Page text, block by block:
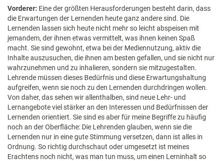
Vorderer: Eine der größten Herausforderungen besteht darin, dass
die Erwartungen der Lernenden heute ganz andere sind. Die
Lernenden lassen sich heute nicht mehr so leicht abspeisen mit
jemandem, der ihnen etwas vermittelt, was ihnen keinen Spaß
macht. Sie sind gewohnt, etwa bei der Mediennutzung, aktiv die
Inhalte auszusuchen, die ihnen am besten gefallen, und sie nicht nur
wahrzunehmen und zu inhalieren, sondern sie mitzugestalten.
Lehrende müssen dieses Bedürfnis und diese Erwartungshaltung
aufgreifen, wenn sie noch zu den Lernenden durchdringen wollen.
Von daher, das sehen wir allenthalben, sind neue Lehr- und
Lernangebote viel stärker an den Interessen und Bedürfnissen der
Lernenden orientiert. Sie sind es aber für meine Begriffe zu häufig
noch an der Oberfläche: Die Lehrenden glauben, wenn sie die
Lernenden nur in eine gute Stimmung versetzen, dann ist alles in
Ordnung. So richtig durchschaut oder umgesetzt ist meines
Erachtens noch nicht, was man tun muss, um einen Lerninhalt so